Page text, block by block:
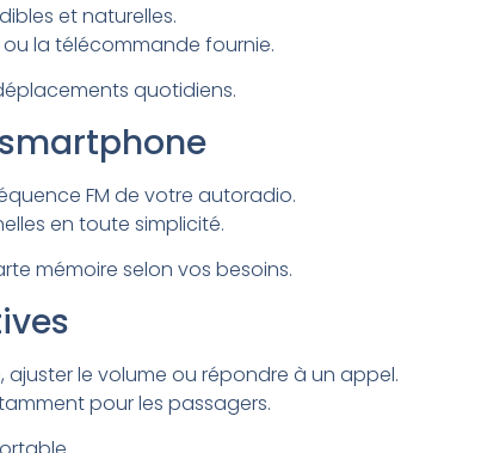
et naturelles.
la télécommande fournie.
quotidiens.
FM de votre autoradio.
en toute simplicité.
mémoire selon vos besoins.
le volume ou répondre à un appel.
pour les passagers.